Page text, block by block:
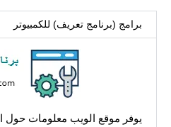
برامج (برنامج تعريف) للكمبيوتر
يوفر موقع الويب معلومات حول